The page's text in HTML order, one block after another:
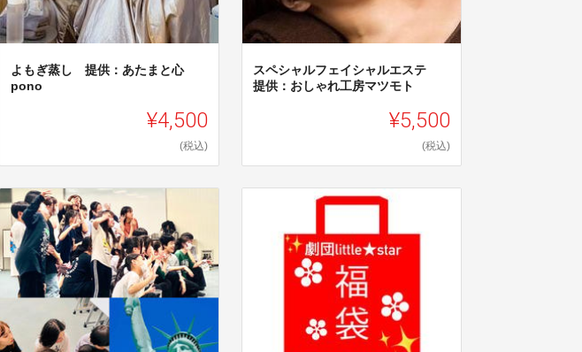
よもぎ蒸し 提供：あたまと心
pono
¥4,500
(税込)
スペシャルフェイシャルエステ
提供：おしゃれ工房マツモト
¥5,500
(税込)